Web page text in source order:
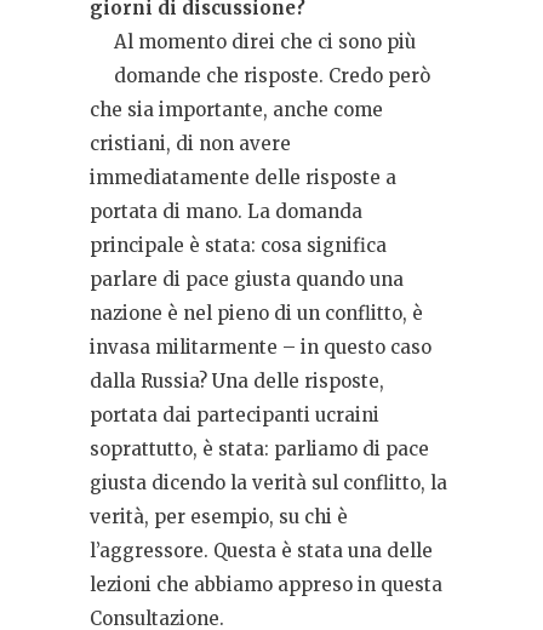
giorni di discussione?
Al momento direi che ci sono più
domande che risposte. Credo però
che sia importante, anche come
cristiani, di non avere
immediatamente delle risposte a
portata di mano. La domanda
principale è stata: cosa significa
parlare di pace giusta quando una
nazione è nel pieno di un conflitto, è
invasa militarmente – in questo caso
dalla Russia? Una delle risposte,
portata dai partecipanti ucraini
soprattutto, è stata: parliamo di pace
giusta dicendo la verità sul conflitto, la
verità, per esempio, su chi è
l’aggressore. Questa è stata una delle
lezioni che abbiamo appreso in questa
Consultazione.